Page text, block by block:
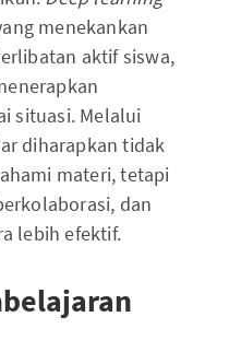
menekankan
aktif siswa,
situasi. Melalui
diharapkan tidak
materi, tetapi
dan
lebih efektif.